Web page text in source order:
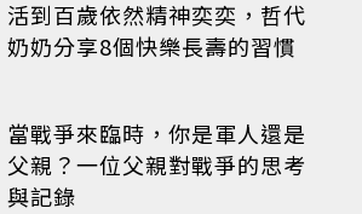
活到百歲依然精神奕奕，哲代
奶奶分享8個快樂長壽的習慣
當戰爭來臨時，你是軍人還是
父親？一位父親對戰爭的思考
與記錄